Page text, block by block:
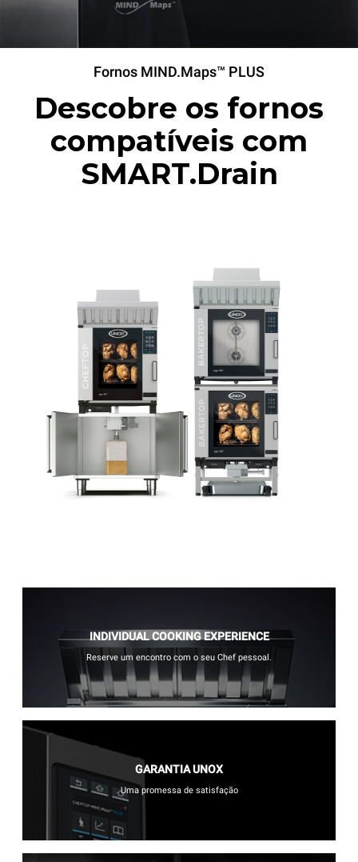
Fornos MIND.Maps™ PLUS
Descobre os fornos
compatíveis com
SMART.Drain
INDIVIDUAL COOKING EXPERIENCE
Reserve um encontro com o seu Chef pessoal.
GARANTIA UNOX
Uma promessa de satisfação